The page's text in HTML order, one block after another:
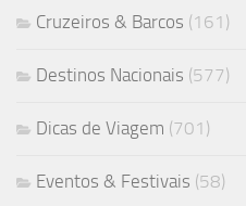
Cruzeiros & Barcos (161)
Destinos Nacionais (577)
Dicas de Viagem (701)
Eventos & Festivais (58)